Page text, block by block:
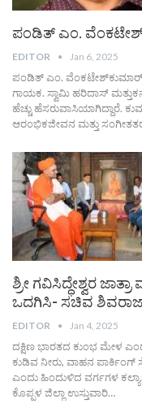
ಪಂಡಿತ್ ಎಂ.
EDITOR Jan 6, 2025
ಪಂಡಿತ್ ಎಂ. ವೆಂಕಟೇಶ್‌ಕುಮಾರ್
ಗಾಯಕ. ಸ್ವಾಮಿ ಹರಿದಾಸ್
ಹೆಚ್ಚು ಹೆಸರುವಾಸಿಯಾಗಿದ್ದಾರೆ.
ಆರಂಭಿಕಜೀವನ ಮತ್ತು
ಶ್ರೀ ಗವಿಸಿದ್ಧೇಶ್ವರ
ಒದಗಿಸಿ- ಸಚಿವ
EDITOR Jan 4, 2025
ದಕ್ಷಿಣ ಭಾರತದ ಕುಂಭ ಮೇಳ
ಕುಡಿವ ನೀರು, ವಾಹನ
ಎಂದು ಹಿಂದುಳಿದ ವರ್ಗಗಳ
ಕೊಪ್ಪಳ ಜಿಲ್ಲಾ ಉಸ್ತುವಾರಿ…